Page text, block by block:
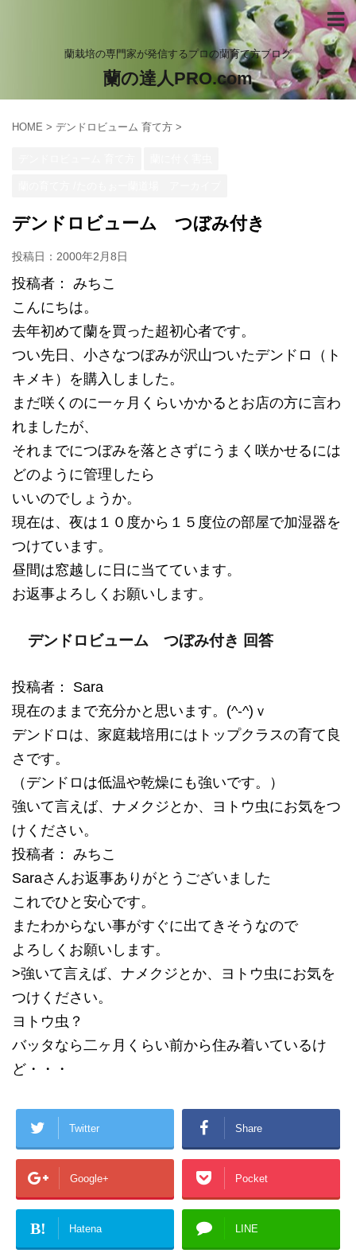
蘭栽培の専門家が発信するプロの蘭育て方ブログ
蘭の達人PRO.com
HOME > デンドロビューム 育て方 >
デンドロビューム つぼみ付き
投稿日： 2000年2月8日
投稿者： みちこ
こんにちは。
去年初めて蘭を買った超初心者です。
つい先日、小さなつぼみが沢山ついたデンドロ（ト
キメキ）を購入しました。
まだ咲くのに一ヶ月くらいかかるとお店の方に言わ
れましたが、
それまでにつぼみを落とさずにうまく咲かせるには
どのように管理したら
いいのでしょうか。
現在は、夜は１０度から１５度位の部屋で加湿器を
つけています。
昼間は窓越しに日に当てています。
お返事よろしくお願いします。
デンドロビューム つぼみ付き 回答
投稿者： Sara
現在のままで充分かと思います。(^-^)ｖ
デンドロは、家庭栽培用にはトップクラスの育て良
さです。
（デンドロは低温や乾燥にも強いです。）
強いて言えば、ナメクジとか、ヨトウ虫にお気をつ
けください。
投稿者： みちこ
Saraさんお返事ありがとうございました
これでひと安心です。
またわからない事がすぐに出てきそうなので
よろしくお願いします。
>強いて言えば、ナメクジとか、ヨトウ虫にお気を
つけください。
ヨトウ虫？
バッタなら二ヶ月くらい前から住み着いているけ
ど・・・
Twitter Share
Google+ Pocket
B! Hatena LINE